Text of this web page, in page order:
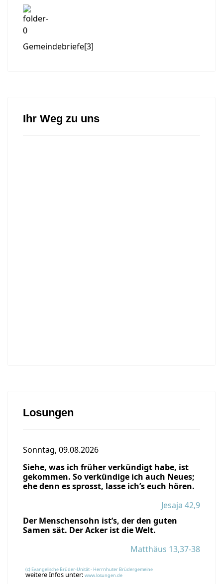
Gemeindebriefe[3]
Ihr Weg zu uns
Losungen
Sonntag, 09.08.2026
Siehe, was ich früher verkündigt habe, ist
gekommen. So verkündige ich auch Neues;
ehe denn es sprosst, lasse ich’s euch hören.
Jesaja 42,9
Der Menschensohn ist’s, der den guten
Samen sät. Der Acker ist die Welt.
Matthäus 13,37-38
(c) Evangelische Brüder-Unität - Herrnhuter Brüdergemeine
weitere Infos unter: www.losungen.de